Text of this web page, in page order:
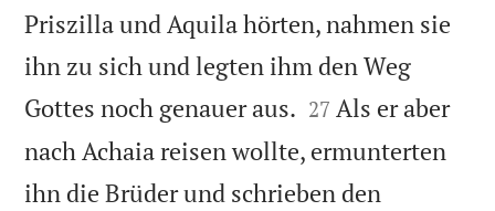
Priszilla und Aquila hörten, nahmen sie
ihn zu sich und legten ihm den Weg
Gottes noch genauer aus. 

27 Als er aber
nach Achaia reisen wollte, ermunterten
ihn die Brüder und schrieben den